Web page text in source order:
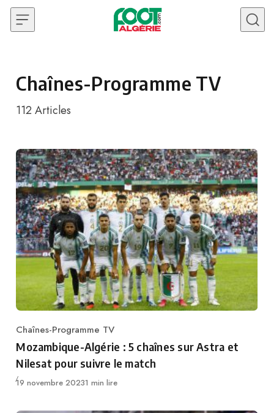
Skip to content
Chaînes-Programme TV
112 Articles
Category
Chaînes-Programme TV
Mozambique-Algérie : 5 chaînes sur Astra et
Nilesat pour suivre le match
Publié
19 novembre 20231 min lire